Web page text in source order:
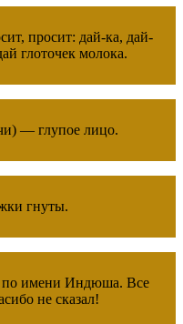
просит: дай-ка, дай-
глоточек молока.
— глупое лицо.
гнуты.
имени Индюша. Все
не сказал!